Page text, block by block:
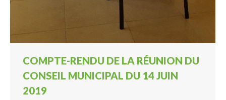
COMPTE-RENDU DE LA RÉUNION DU
CONSEIL MUNICIPAL DU 14 JUIN
2019